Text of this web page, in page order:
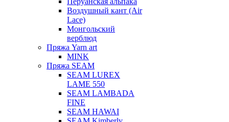
Воздушный кант (Air
Lace)
Монгольский
верблюд
Пряжа Yarn art
MINK
Пряжа SEAM
SEAM LUREX
LAME 550
SEAM LAMBADA
FINE
SEAM HAWAI